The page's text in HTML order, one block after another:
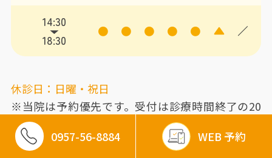
0957-56-8884 WEB 予約
14:30
18:30
● ● ● ● ● ▲ ／
休診日：日曜・祝日
※当院は予約優先です。受付は診療時間終了の20
分前までにお願いします。
▲
14:00-17:00